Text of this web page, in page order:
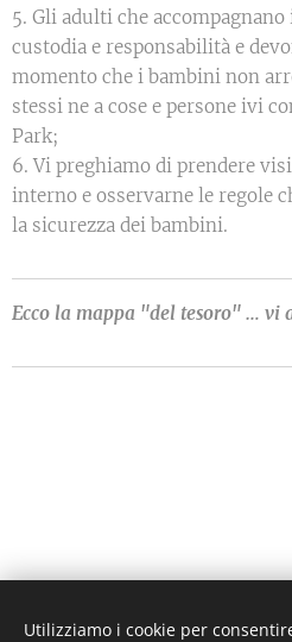
5. Gli adulti che
custodia e responsabilità e
momento che i bambini non
stessi ne a cose e persone ivi
Park;
6. Vi preghiamo di prendere
interno e osservarne le regole
la sicurezza dei bambini.
Ecco la mappa "del tesoro" … vi
Utilizziamo i cookie per